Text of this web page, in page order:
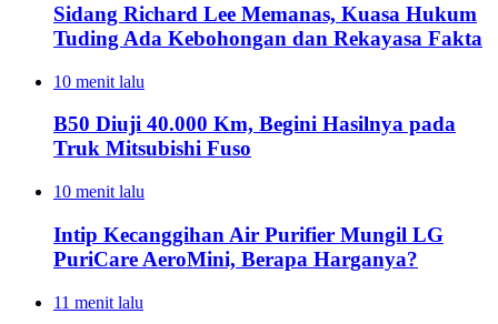
Sidang Richard Lee Memanas, Kuasa Hukum
Tuding Ada Kebohongan dan Rekayasa Fakta
10 menit lalu
B50 Diuji 40.000 Km, Begini Hasilnya pada
Truk Mitsubishi Fuso
10 menit lalu
Intip Kecanggihan Air Purifier Mungil LG
PuriCare AeroMini, Berapa Harganya?
11 menit lalu